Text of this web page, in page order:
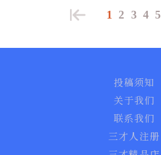
1 2 3 4 5
投稿须知
关于我们
联系我们
三才人注册